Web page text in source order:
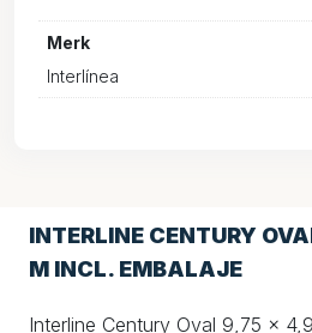
Merk
Interlínea
INTERLINE CENTURY
M INCL. EMBALAJE
Interline Century Oval 9,75 x